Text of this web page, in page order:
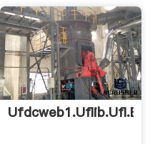
Ufdcweb1.uflib.ufl.edu